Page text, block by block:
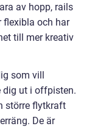
av hopp, rails
flexibla och har
till mer kreativ
som vill
dig ut i offpisten.
större flytkraft
De är